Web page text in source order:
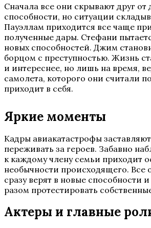
Сначала все они скрывают друг от
способности, но ситуации
Пауэллам приходится все чаще
полученные дары. Стефани
новых способностей. Джим
борцом с преступностью. Жизнь
и интереснее, но лишь на время,
самолета, которого они считали
приходит в себя.
Яркие моменты
Кадры авиакатастрофы
переживать за героев. Забавно
к каждому члену семьи приходит
необычности происходящего. Все
сразу верят в новые способности
разом протестировать
Актеры и главные